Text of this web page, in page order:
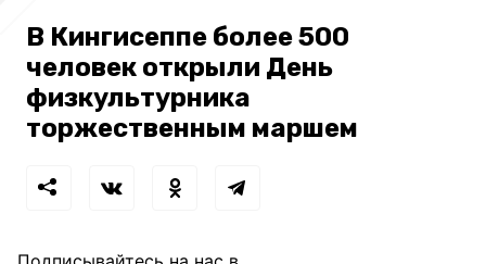
В Кингисеппе более 500
человек открыли День
физкультурника
торжественным маршем